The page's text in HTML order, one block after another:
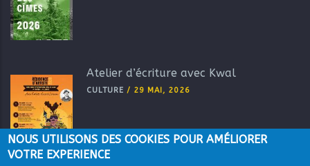
Atelier d’écriture avec Kwal
CULTURE / 29 MAI, 2026
NOUS UTILISONS DES COOKIES POUR AMÉLIORER
VOTRE EXPERIENCE